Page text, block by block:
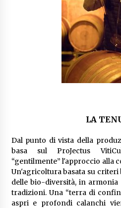
LA
Dal punto di vista della
basa sul ProJectus
“gentilmente” l'approccio alla
Un'agricoltura basata su
delle bio-diversità, in
tradizioni. Una “terra di
aspri e profondi calanchi